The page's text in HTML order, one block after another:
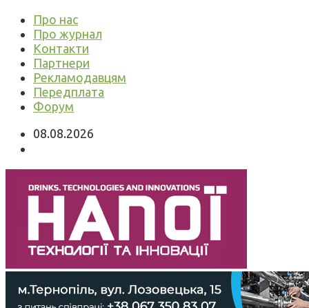
Про нас
Про журнал
Контакти
Партнери
Рекламодавцям
Передплата
Форум
08.08.2026